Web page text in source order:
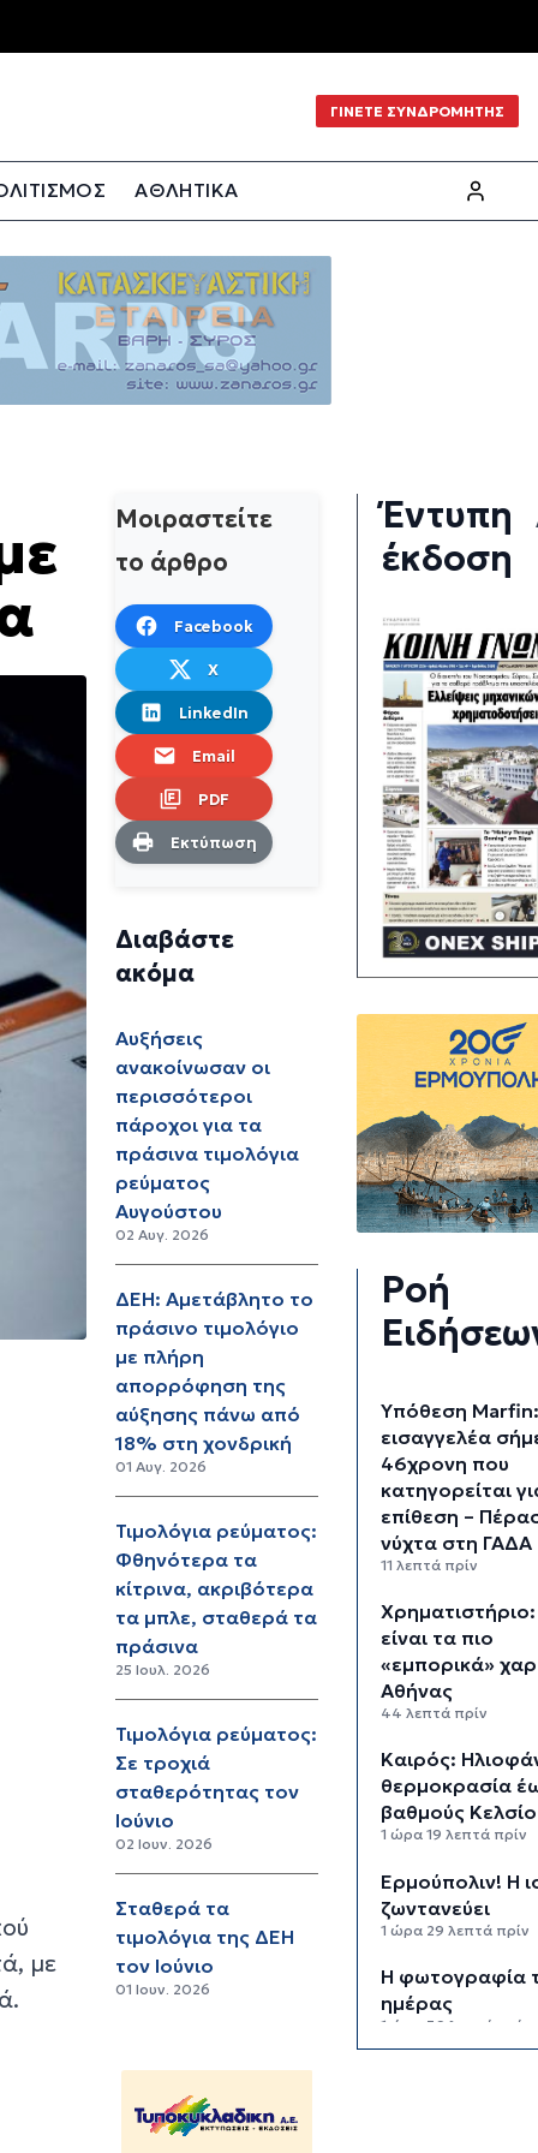
ΓΙΝΕΤΕ ΣΥΝΔΡΟΜΗΤΗΣ
ΑΘΛΗΤΙΚΑ
με
Μοιραστείτε
το άρθρο
Facebook
X
LinkedIn
Email
PDF
Εκτύπωση
Διαβάστε
ακόμα
Αυξήσεις
ανακοίνωσαν οι
περισσότεροι
πάροχοι για τα
πράσινα τιμολόγια
ρεύματος
Αυγούστου
02 Αυγ. 2026
ΔΕΗ: Αμετάβλητο το
πράσινο τιμολόγιο
με πλήρη
απορρόφηση της
αύξησης πάνω από
18% στη χονδρική
01 Αυγ. 2026
Τιμολόγια ρεύματος:
Φθηνότερα τα
κίτρινα, ακριβότερα
τα μπλε, σταθερά τα
πράσινα
25 Ιουλ. 2026
Τιμολόγια ρεύματος:
Σε τροχιά
σταθερότητας τον
Ιούνιο
02 Ιουν. 2026
Σταθερά τα
τιμολόγια της ΔΕΗ
τον Ιούνιο
01 Ιουν. 2026
Έντυπη
έκδοση
Ροή
Υπόθεση
εισαγγελέα
46χρονη που
κατηγορείται
επίθεση –
νύχτα στη ΓΑΔΑ
11 λεπτά πρίν
είναι τα πιο
«εμπορικά»
Αθήνας
44 λεπτά πρίν
Καιρός:
θερμοκρασία
βαθμούς
1 ώρα 19 λεπτά πρίν
Ερμούπολιν! Η
ζωντανεύει
1 ώρα 29 λεπτά πρίν
Η φωτογραφία
ημέρας
1 ώρα 39 λεπτά πρίν